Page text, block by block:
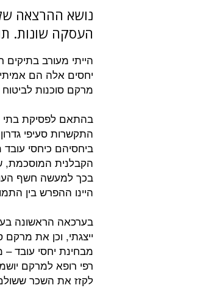
נושא ההרצאה
העסקה שונות.
הייתי מעורב
יחסים אלה הם
מרקם סוכנות
בהתאם לפסיקת בתי
התקשרות סעיפי
ביחסיהם כיחסי
הקבלנית המוסכמת,
בכך למעשה חשף
היינו ההפרש בין
בערכאה הראשונה
ייצגתי, וכן את מרקם
מבחינת יחסי עובד –
רפי רופא למרקם
לקזז את השכר